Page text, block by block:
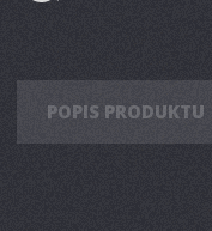
POPIS PRODUKTU